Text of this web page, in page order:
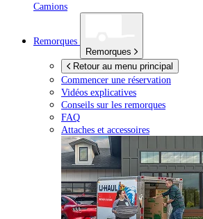
Camions
Remorques
Remorques
Retour au menu principal
Commencer une réservation
Vidéos explicatives
Conseils sur les remorques
FAQ
Attaches et accessoires